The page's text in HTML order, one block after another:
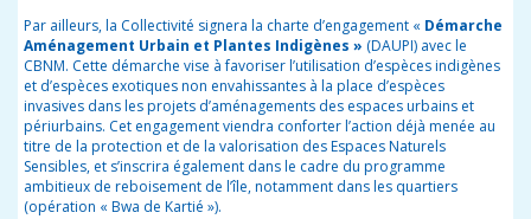
Par ailleurs, la Collectivité signera la charte d’engagement « Démarche
Aménagement Urbain et Plantes Indigènes » (DAUPI) avec le
CBNM. Cette démarche vise à favoriser l’utilisation d’espèces indigènes
et d’espèces exotiques non envahissantes à la place d’espèces
invasives dans les projets d’aménagements des espaces urbains et
périurbains. Cet engagement viendra conforter l’action déjà menée au
titre de la protection et de la valorisation des Espaces Naturels
Sensibles, et s’inscrira également dans le cadre du programme
ambitieux de reboisement de l’île, notamment dans les quartiers
(opération « Bwa de Kartié »).